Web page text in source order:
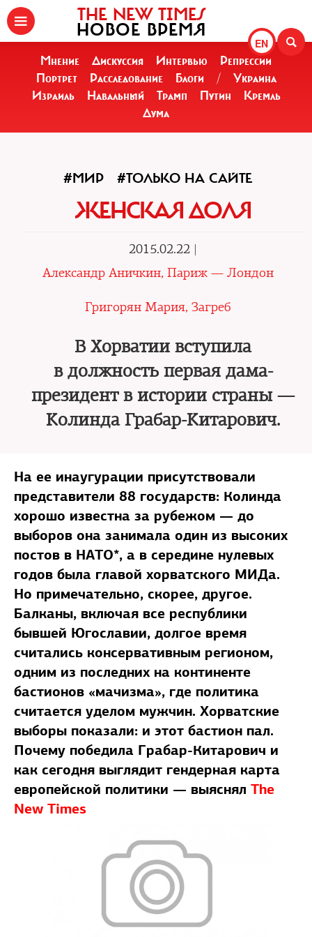
EN
THE NEW TIMES
НОВОЕ ВРЕМЯ
Мнение Дискуссия Интервью
Репрессии
Портрет
Расследование Блоги /
Украина
Израиль
Навальный Трамп Путин
Кремль
Дума
#МИР #ТОЛЬКО НА САЙТЕ
ЖЕНСКАЯ ДОЛЯ
2015.02.22 |
Александр Аничкин, Париж — Лондон
Григорян Мария, Загреб
В Хорватии вступила
в должность первая дама-
президент в истории страны —
Колинда Грабар-Китарович.
На ее инаугурации присутствовали
представители 88 государств: Колинда
хорошо известна за рубежом — до
выборов она занимала один из высоких
постов в НАТО*, а в середине нулевых
годов была главой хорватского МИДа.
Но примечательно, скорее, другое.
Балканы, включая все республики
бывшей Югославии, долгое время
считались консервативным регионом,
одним из последних на континенте
бастионов «мачизма», где политика
считается уделом мужчин. Хорватские
выборы показали: и этот бастион пал.
Почему победила Грабар-Китарович и
как сегодня выглядит гендерная карта
европейской политики — выяснял The
New Times